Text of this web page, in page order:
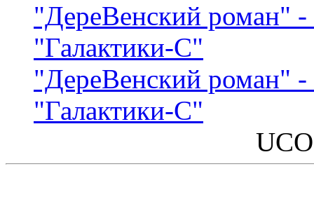
"ДереВенский роман"
"Галактики-С"
"ДереВенский роман"
"Галактики-С"